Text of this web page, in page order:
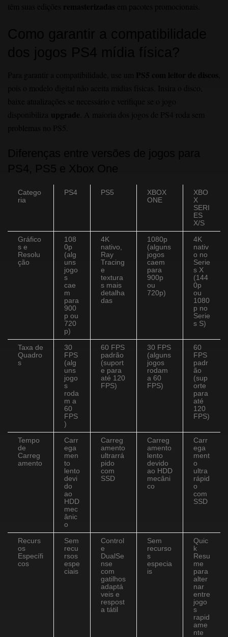
Catego
ria
PS4 PS5
XBOX
ONE
XBO
X
SERI
ES
X/S
Gráfico
s e
Resolu
ção
108
0p
(alg
uns
jogo
s
cae
m
para
900
p ou
720
p)
4K
nativo,
Ray
Tracing
e
textura
s mais
detalha
das
1080p
(alguns
jogos
caem
para
900p
ou
720p)
4K
nativ
o no
Serie
s X
(144
0p
ou
1080
p no
Serie
s S)
Taxa de
Quadro
s
30
FPS
(alg
uns
jogo
s
roda
m a
60
FPS
)
60 FPS
padrão
(suport
e para
até 120
FPS)
30 FPS
(alguns
jogos
rodam
a 60
FPS)
60
FPS
padr
ão
(sup
orte
para
até
120
FPS)
Tempo
de
Carreg
amento
Carr
ega
men
to
lento
devi
do
ao
HDD
mec
ânic
o
Carreg
amento
ultrarrá
pido
com
SSD
Carreg
amento
lento
devido
ao HDD
mecâni
co
Carr
ega
ment
o
ultra
rápid
o
com
SSD
Recurs
os
Específi
cos
Sem
recu
rsos
espe
ciais
Control
e
DualSe
nse
com
gatilhos
adaptá
veis e
respost
a tátil
Sem
recurso
s
especia
is
Quic
k
Resu
me
para
alter
nar
entre
jogo
s
rapid
ame
nte